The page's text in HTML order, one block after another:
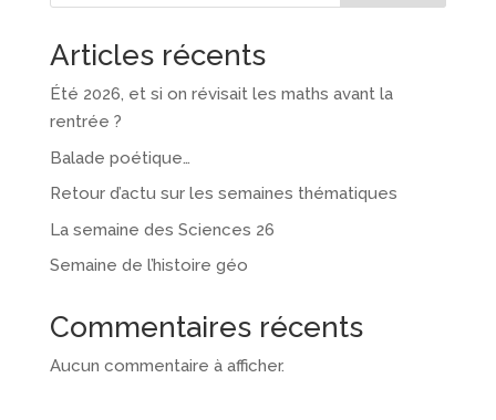
Articles récents
Été 2026, et si on révisait les maths avant la
rentrée ?
Balade poétique…
Retour d’actu sur les semaines thématiques
La semaine des Sciences 26
Semaine de l’histoire géo
Commentaires récents
Aucun commentaire à afficher.